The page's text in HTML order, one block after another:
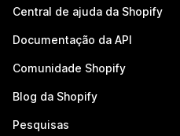
Central de ajuda da Shopify
Documentação da API
Comunidade Shopify
Blog da Shopify
Pesquisas